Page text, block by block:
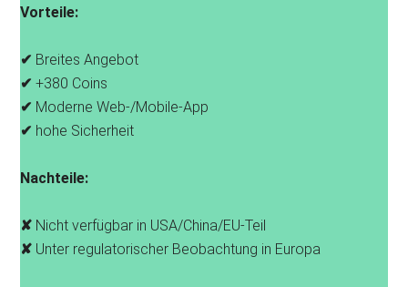
Vorteile:
✔ Breites Angebot
✔ +380 Coins
✔ Moderne Web-/Mobile‑App
✔ hohe Sicherheit
Nachteile:
✘ Nicht verfügbar in USA/China/EU-Teil
✘ Unter regulatorischer Beobachtung in Europa